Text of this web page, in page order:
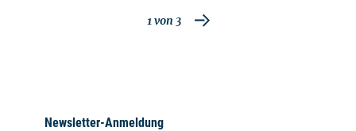
1 von 3
Newsletter-Anmeldung